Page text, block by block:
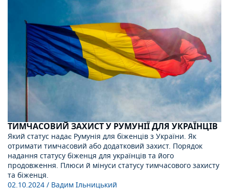
ТИМЧАСОВИЙ ЗАХИСТ У РУМУНІЇ ДЛЯ УКРАЇНЦІВ
Який статус надає Румунія для біженців з України. Як
отримати тимчасовий або додатковий захист. Порядок
надання статусу біженця для українців та його
продовження. Плюси й мінуси статусу тимчасового захисту
та біженця.
02.10.2024/ Вадим Ільницький